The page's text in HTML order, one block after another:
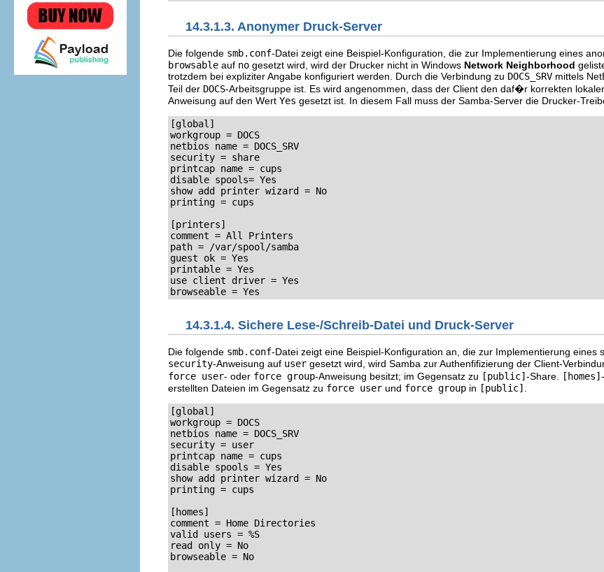
14.3.1.3. Anonymer Druck-Server
Die folgende smb.conf-Datei zeigt eine Beispiel-Konfiguration, die zur Implementierung eines
browsable auf no gesetzt wird, wird der Drucker nicht in Windows Network Neighborhood
trotzdem bei expliziter Angabe konfiguriert werden. Durch die Verbindung zu DOCS_SRV mittels
Teil der DOCS-Arbeitsgruppe ist. Es wird angenommen, dass der Client den daf�r korrekten
Anweisung auf den Wert Yes gesetzt ist. In diesem Fall muss der Samba-Server die Drucker-
[global]
workgroup = DOCS
netbios name = DOCS_SRV
security = share
printcap name = cups
disable spools= Yes
show add printer wizard = No
printing = cups
[printers]
comment = All Printers
path = /var/spool/samba
guest ok = Yes
printable = Yes
use client driver = Yes
browseable = Yes
14.3.1.4. Sichere Lese-/Schreib-Datei und Druck-Server
Die folgende smb.conf-Datei zeigt eine Beispiel-Konfiguration an, die zur Implementierung
security-Anweisung auf user gesetzt wird, wird Samba zur Authenfifizierung der Client-
force user- oder force group-Anweisung besitzt; im Gegensatz zu [public] -Share. [homes]
erstellten Dateien im Gegensatz zu force user und force group in [public]
[global]
workgroup = DOCS
netbios name = DOCS_SRV
security = user
printcap name = cups
disable spools = Yes
show add printer wizard = No
printing = cups
[homes]
comment = Home Directories
valid users = %S
read only = No
browseable = No